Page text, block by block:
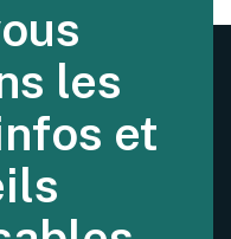
les
et